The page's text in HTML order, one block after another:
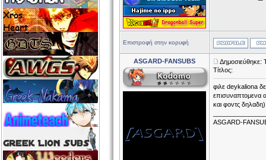
Επιστροφή στην κορυφή
ASGARD-FANSUBS
Δημοσιεύθηκε:
Τίτλος:
φιλε deykaliona
επισυναπτομενα
και φοντς
ASGARD-